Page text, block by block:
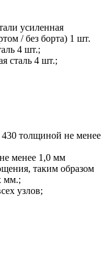
усиленная
/ без борта) 1 шт.
4 шт.;
сталь 4 шт.;
толщиной не менее
менее 1,0 мм
таким образом
мм.;
узлов;